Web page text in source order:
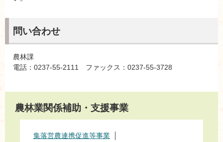
問い合わせ
農林課
電話：0237-55-2111 ファックス：0237-55-3728
農林業関係補助・支援事業
集落営農連携促進等事業